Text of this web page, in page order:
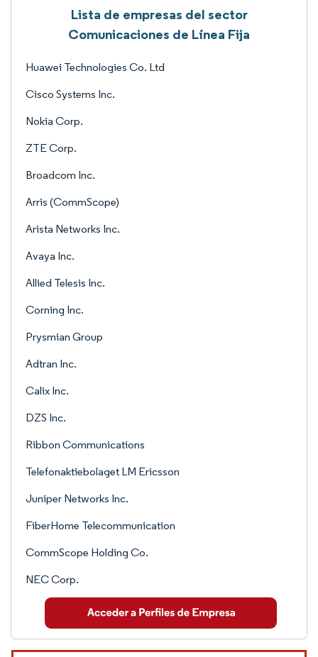
Lista de empresas del sector
Comunicaciones de Línea Fija
Huawei Technologies Co. Ltd
Cisco Systems Inc.
Nokia Corp.
ZTE Corp.
Broadcom Inc.
Arris (CommScope)
Arista Networks Inc.
Avaya Inc.
Allied Telesis Inc.
Corning Inc.
Prysmian Group
Adtran Inc.
Calix Inc.
DZS Inc.
Ribbon Communications
Telefonaktiebolaget LM Ericsson
Juniper Networks Inc.
FiberHome Telecommunication
CommScope Holding Co.
NEC Corp.